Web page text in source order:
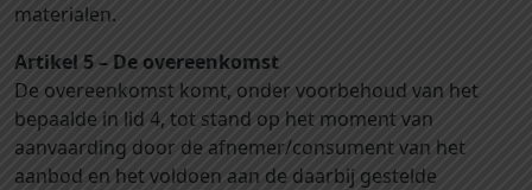
materialen.
Artikel 5 – De overeenkomst
De overeenkomst komt, onder voorbehoud van het
bepaalde in lid 4, tot stand op het moment van
aanvaarding door de afnemer/consument van het
aanbod en het voldoen aan de daarbij gestelde